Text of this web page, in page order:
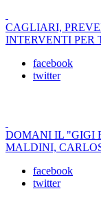
CAGLIARI,
INTERVENTI PER
facebook
twitter
DOMANI IL "GIGI
MALDINI,
facebook
twitter